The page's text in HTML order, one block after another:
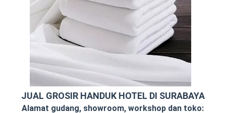
JUAL GROSIR HANDUK HOTEL DI SURABAYA
Alamat gudang, showroom, workshop dan toko: